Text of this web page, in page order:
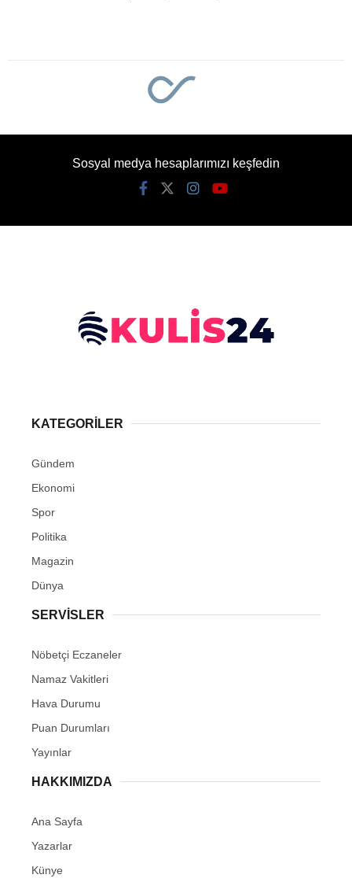
Sosyal medya hesaplarımızı keşfedin
KATEGORİLER
Gündem
Ekonomi
Spor
Politika
Magazin
Dünya
SERVİSLER
Nöbetçi Eczaneler
Namaz Vakitleri
Hava Durumu
Puan Durumları
Yayınlar
HAKKIMIZDA
Ana Sayfa
Yazarlar
Künye